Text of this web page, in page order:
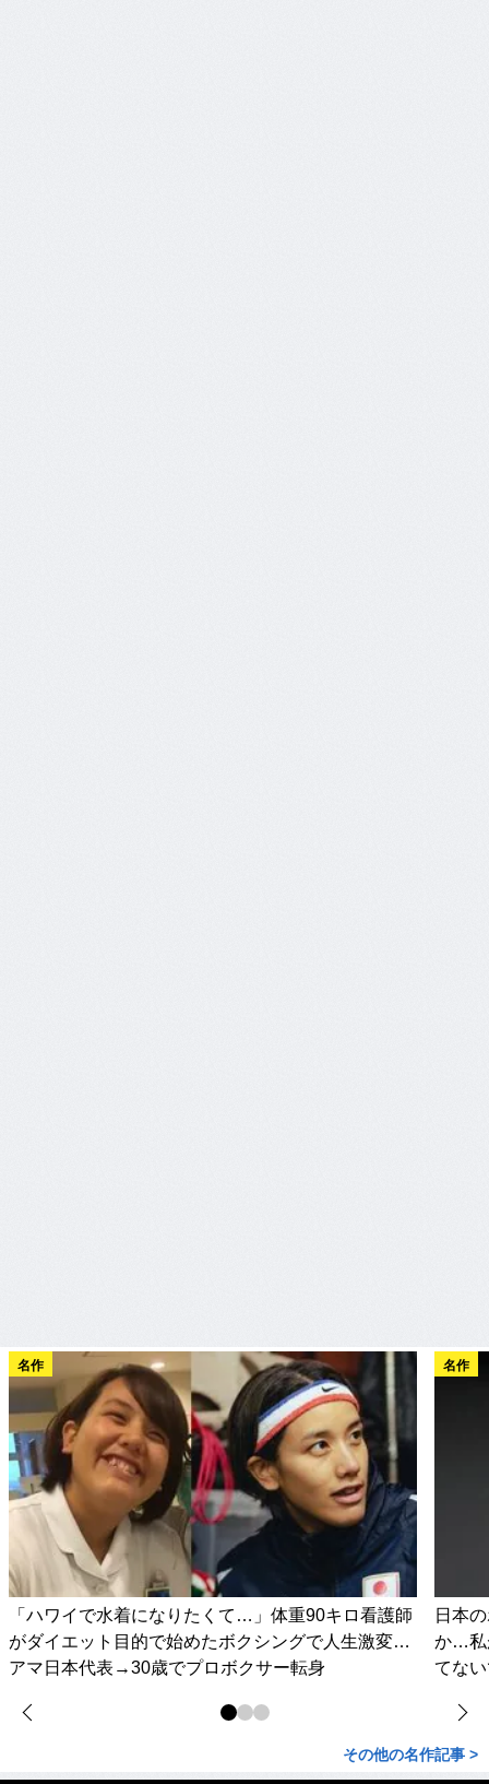
名作
「ハワイで水着になりたくて…」体重90キロ看護師
がダイエット目的で始めたボクシングで人生激変…
アマ日本代表→30歳でプロボクサー転身
名作
日本
か…私
てな
その他の名作記事 >